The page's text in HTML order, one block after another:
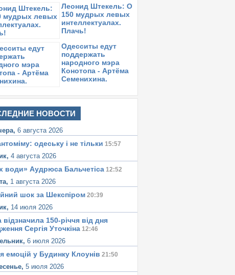
Леонид Штекель: О
150 мудрых левых
интеллектуалах.
Плачь!
Одесситы едут
поддержать
народного мэра
Конотопа - Артёма
Семенихина.
НОВОСТИ
6 августа 2026
одеську i не тiльки 15:57
4 августа 2026
води» Аудрюса Бальчетiса 12:52
1 августа 2026
шок за Шекспіром 20:39
14 июля 2026
150-річчя від дня
Сергія Уточкіна 12:46
6 июля 2026
емоцій у Будинку Клоунів 21:50
5 июля 2026